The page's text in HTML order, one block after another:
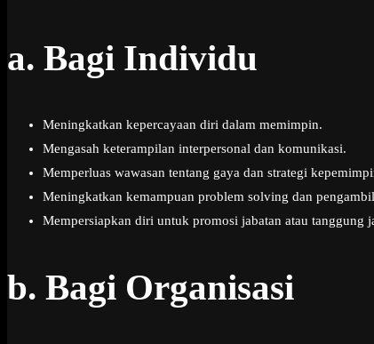
a. Bagi Individu
Meningkatkan kepercayaan diri dalam memimpin.
Mengasah keterampilan interpersonal dan komunikasi.
Memperluas wawasan tentang gaya dan strategi
Meningkatkan kemampuan problem solving dan
Mempersiapkan diri untuk promosi jabatan atau tanggung
b. Bagi Organisasi